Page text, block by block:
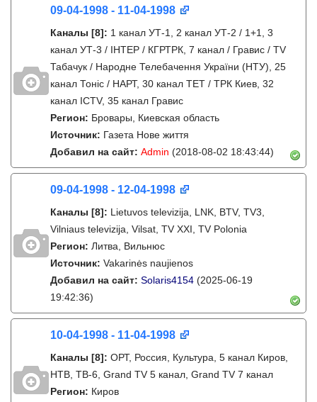
09-04-1998 - 11-04-1998
Каналы [8]: 1 канал УТ-1, 2 канал УТ-2 / 1+1, 3
канал УТ-3 / IНТЕР / КГРТРК, 7 канал / Гравис / TV
Табачук / Народне Телебачення України (НТУ), 25
канал Тонiс / НАРТ, 30 канал ТЕТ / ТРК Киев, 32
канал ICTV, 35 канал Гравис
Регион: Бровары, Киевская область
Источник: Газета Нове життя
Добавил на сайт: Admin (2018-08-02 18:43:44)
09-04-1998 - 12-04-1998
Каналы [8]: Lietuvos televizija, LNK, BTV, TV3,
Vilniaus televizija, Vilsat, TV XXI, TV Polonia
Регион: Литва, Вильнюс
Источник: Vakarinės naujienos
Добавил на сайт: Solaris4154 (2025-06-19
19:42:36)
10-04-1998 - 11-04-1998
Каналы [8]: ОРТ, Россия, Культура, 5 канал Киров,
НТВ, ТВ-6, Grand TV 5 канал, Grand TV 7 канал
Регион: Киров